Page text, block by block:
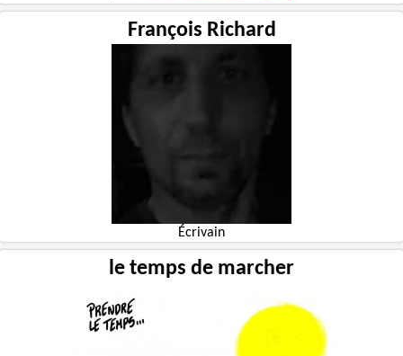
François Richard
Écrivain
le temps de marcher